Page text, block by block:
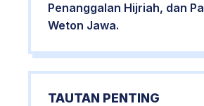
Penanggalan Hijriah, dan
Weton Jawa.
TAUTAN PENTING